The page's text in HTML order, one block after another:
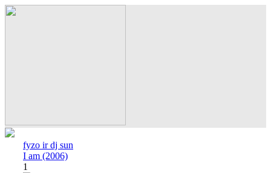
fyzo ir dj sun
I am (2006)
1